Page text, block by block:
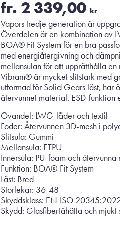
fr. 2 339,00 kr
Vapors tredje generation är
Överdelen är en kombination av
BOA® Fit System för en bra
med energiåtergivning och
mellansulan för att upprätthålla
Vibram® är mycket slitstark med
utformad för Solid Gears läst, har
återvunnet material. ESD-
Ovandel: LWG-läder och textil
Foder: Återvunnen 3D-mesh i
Slitsula: Gummi
Mellansula: ETPU
Innersula: PU-foam och
Funktion: BOA® Fit System
Läst: Bred
Storlekar: 36-48
Skyddsklass: EN ISO
Skydd: Glasfibertåhätta och mjukt